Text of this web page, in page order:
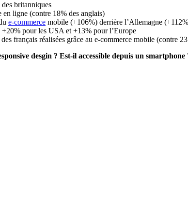
britanniques
en ligne (contre 18% des anglais)
e-commerce mobile (+106%) derrière l’Allemagne
+20% pour les USA et +13% pour l’Europe
français réalisées grâce au e-commerce mobile (contre
desgin ? Est-il accessible depuis un smartphone